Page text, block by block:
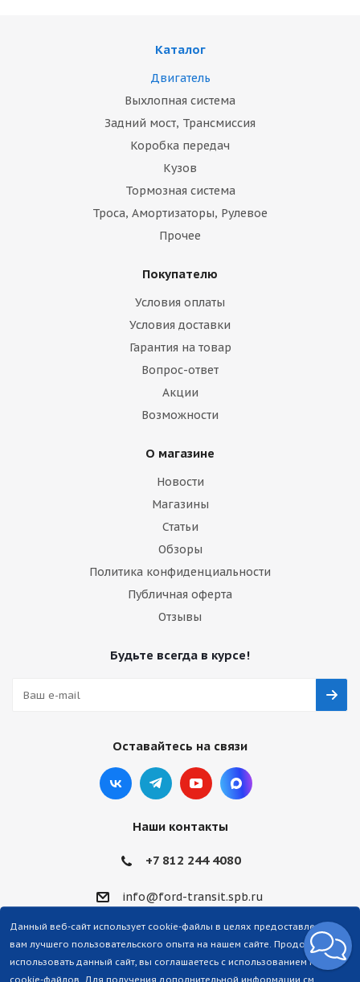
Каталог
Двигатель
Выхлопная система
Задний мост, Трансмиссия
Коробка передач
Кузов
Тормозная система
Троса, Амортизаторы, Рулевое
Прочее
Покупателю
Условия оплаты
Условия доставки
Гарантия на товар
Вопрос-ответ
Акции
Возможности
О магазине
Новости
Магазины
Статьи
Обзоры
Политика конфиденциальности
Публичная оферта
Отзывы
Будьте всегда в курсе!
Оставайтесь на связи
Наши контакты
+7 812 244 4080
info@ford-transit.spb.ru
Данный веб-сайт использует cookie-файлы в целях предоставления
вам лучшего пользовательского опыта на нашем сайте. Продолжая
использовать данный сайт, вы соглашаетесь с использованием нами
cookie-файлов. Для получения дополнительной информации см.